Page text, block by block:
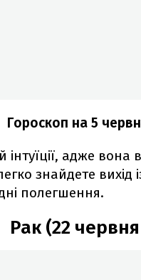
Гороскоп на 5
інтуїції, адже
знайдете вихід
полегшення.
Рак (22